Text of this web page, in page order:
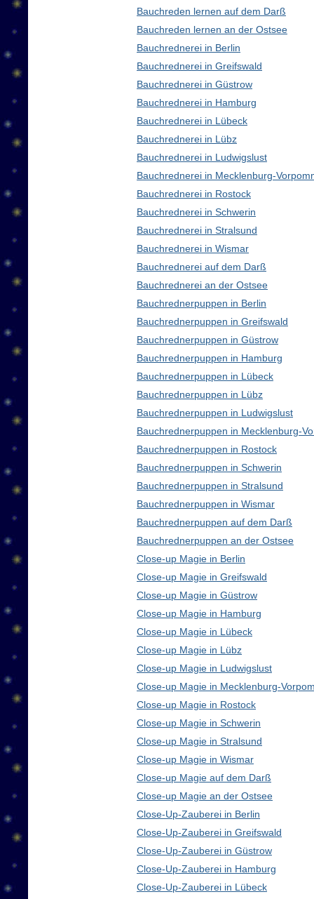
Bauchreden lernen auf dem Darß
Bauchreden lernen an der Ostsee
Bauchrednerei in Berlin
Bauchrednerei in Greifswald
Bauchrednerei in Güstrow
Bauchrednerei in Hamburg
Bauchrednerei in Lübeck
Bauchrednerei in Lübz
Bauchrednerei in Ludwigslust
Bauchrednerei in Mecklenburg-
Bauchrednerei in Rostock
Bauchrednerei in Schwerin
Bauchrednerei in Stralsund
Bauchrednerei in Wismar
Bauchrednerei auf dem Darß
Bauchrednerei an der Ostsee
Bauchrednerpuppen in Berlin
Bauchrednerpuppen in Greifswald
Bauchrednerpuppen in Güstrow
Bauchrednerpuppen in Hamburg
Bauchrednerpuppen in Lübeck
Bauchrednerpuppen in Lübz
Bauchrednerpuppen in Ludwigslust
Bauchrednerpuppen in Mecklenburg-
Bauchrednerpuppen in Rostock
Bauchrednerpuppen in Schwerin
Bauchrednerpuppen in Stralsund
Bauchrednerpuppen in Wismar
Bauchrednerpuppen auf dem Darß
Bauchrednerpuppen an der Ostsee
Close-up Magie in Berlin
Close-up Magie in Greifswald
Close-up Magie in Güstrow
Close-up Magie in Hamburg
Close-up Magie in Lübeck
Close-up Magie in Lübz
Close-up Magie in Ludwigslust
Close-up Magie in Mecklenburg-
Close-up Magie in Rostock
Close-up Magie in Schwerin
Close-up Magie in Stralsund
Close-up Magie in Wismar
Close-up Magie auf dem Darß
Close-up Magie an der Ostsee
Close-Up-Zauberei in Berlin
Close-Up-Zauberei in Greifswald
Close-Up-Zauberei in Güstrow
Close-Up-Zauberei in Hamburg
Close-Up-Zauberei in Lübeck